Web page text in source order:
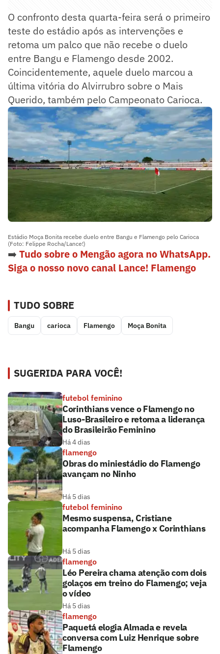
O confronto desta quarta-feira será o primeiro
teste do estádio após as intervenções e
retoma um palco que não recebe o duelo
entre Bangu e Flamengo desde 2002.
Coincidentemente, aquele duelo marcou a
última vitória do Alvirrubro sobre o Mais
Querido, também pelo Campeonato Carioca.
Estádio Moça Bonita recebe duelo entre Bangu e Flamengo pelo Carioca
(Foto: Felippe Rocha/Lance!)
➡️ Tudo sobre o Mengão agora no WhatsApp.
Siga o nosso novo canal Lance! Flamengo
TUDO SOBRE
Bangu carioca Flamengo Moça Bonita
SUGERIDA PARA VOCÊ!
futebol feminino
Corinthians vence o Flamengo no
Luso-Brasileiro e retoma a liderança
do Brasileirão Feminino
Há 4 dias
flamengo
Obras do miniestádio do Flamengo
avançam no Ninho
Há 5 dias
futebol feminino
Mesmo suspensa, Cristiane
acompanha Flamengo x Corinthians
Há 5 dias
flamengo
Léo Pereira chama atenção com dois
golaços em treino do Flamengo; veja
o vídeo
Há 5 dias
flamengo
Paquetá elogia Almada e revela
conversa com Luiz Henrique sobre
Flamengo